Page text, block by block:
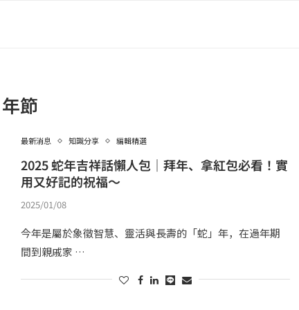
年節
最新消息 知識分享 編輯精選
2025 蛇年吉祥話懶人包｜拜年、拿紅包必看！實
用又好記的祝福～
2025/01/08
今年是屬於象徵智慧、靈活與長壽的「蛇」年，在過年期
間到親戚家 …